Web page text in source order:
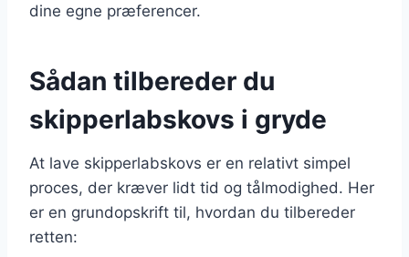
dine egne præferencer.
Sådan tilbereder du
skipperlabskovs i gryde
At lave skipperlabskovs er en relativt simpel
proces, der kræver lidt tid og tålmodighed. Her
er en grundopskrift til, hvordan du tilbereder
retten: